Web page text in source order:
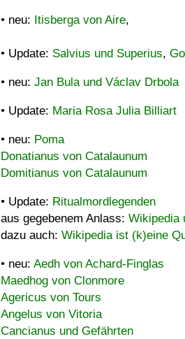
• neu: Itisberga von Aire,
• Update: Salvius und Superius,
• neu: Jan Bula und Václav Drbola
• Update: Maria Rosa Julia Billiart
• neu: Poma
Donatianus von Catalaunum
Domitianus von Catalaunum
• Update: Ritualmordlegenden
aus gegebenem Anlass: Wikipedia
dazu auch: Wikipedia ist (k)eine
• neu: Aedh von Achard-Finglas
Maedhog von Clonmore
Agericus von Tours
Angelus von Vitoria
Cancianus und Gefährten